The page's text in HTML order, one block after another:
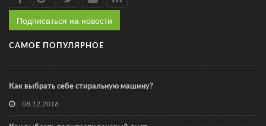
Подписаться на новости
САМОЕ ПОПУЛЯРНОЕ
Как выбрать себе стиральную машину?
08.12.2016